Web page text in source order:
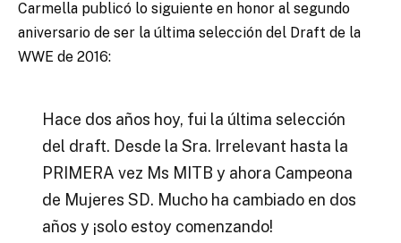
Carmella publicó lo siguiente en honor al segundo
aniversario de ser la última selección del Draft de la
WWE de 2016:
Hace dos años hoy, fui la última selección
del draft. Desde la Sra. Irrelevant hasta la
PRIMERA vez Ms MITB y ahora Campeona
de Mujeres SD. Mucho ha cambiado en dos
años y ¡solo estoy comenzando!